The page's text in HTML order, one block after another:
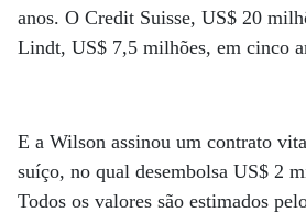
anos. O Credit Suisse, US$ 20
Lindt, US$ 7,5 milhões, em cinco
E a Wilson assinou um contrato
suíço, no qual desembolsa US$ 2
Todos os valores são estimados